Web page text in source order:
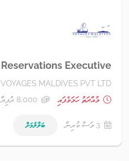
Reservations Executive
VOYAGES MALDIVES PVT LTD
މުއްދަތު ހަމަވެފައި
8,000 ރުފިޔާ
3 މަސް ކުރިން ބަލާލުމަށް